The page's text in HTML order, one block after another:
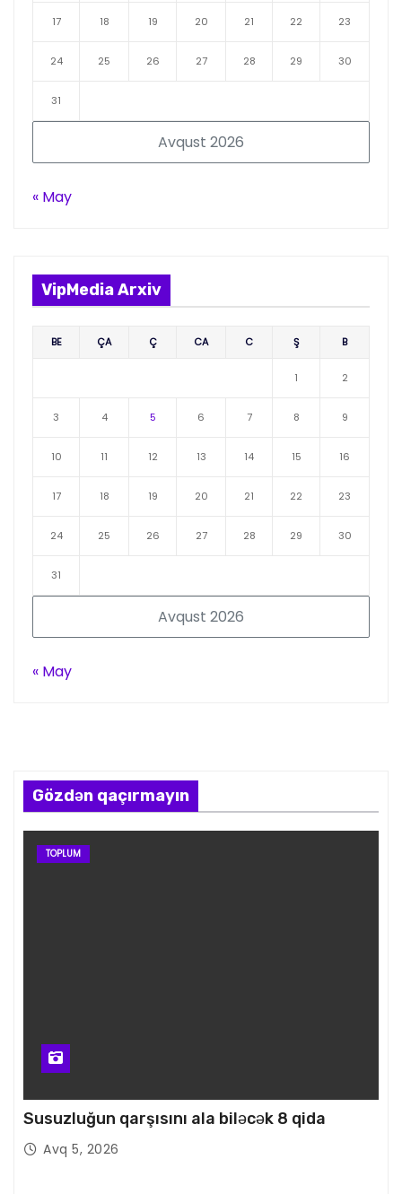
Avqust 2026
17 18 19 20 21 22 23
24 25 26 27 28 29 30
31
« May
VipMedia Arxiv
Avqust 2026
BE ÇA Ç CA C Ş B
1 2
3 4 5 6 7 8 9
10 11 12 13 14 15 16
17 18 19 20 21 22 23
24 25 26 27 28 29 30
31
« May
Gözdən qaçırmayın
TOPLUM
Susuzluğun qarşısını ala biləcək 8 qida
Avq 5, 2026